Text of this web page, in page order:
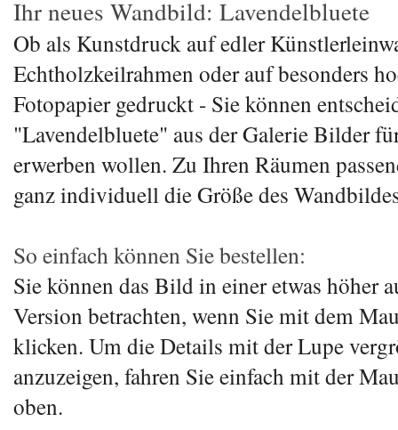
Ihr neues Wandbild: Lavendelbluete
Ob als Kunstdruck auf edler
Echtholzkeilrahmen oder auf besonders
Fotopapier gedruckt - Sie können
"Lavendelbluete" aus der Galerie Bilder
erwerben wollen. Zu Ihren Räumen
ganz individuell die Größe des
So einfach können Sie bestellen:
Sie können das Bild in einer etwas höher
Version betrachten, wenn Sie mit dem
klicken. Um die Details mit der Lupe
anzuzeigen, fahren Sie einfach mit der
oben.